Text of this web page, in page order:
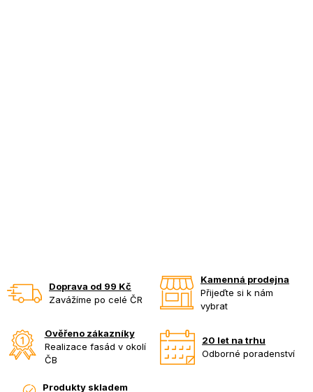
Doprava od 99 Kč
Zavážíme po celé ČR
Kamenná prodejna
Přijeďte si k nám
vybrat
Ověřeno zákazníky
Realizace fasád v okolí
ČB
20 let na trhu
Odborné poradenství
Produkty skladem